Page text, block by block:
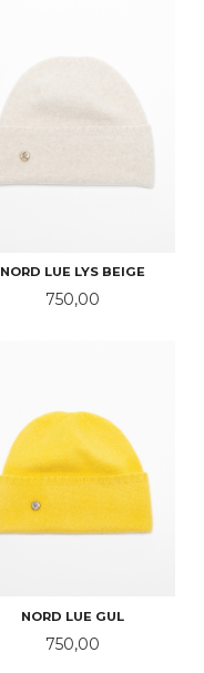
NORD LUE LYS BEIGE
Pris
750,00
NORD LUE GUL
Pris
750,00